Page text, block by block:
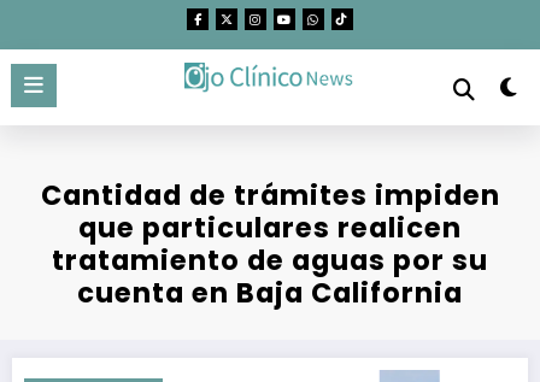
contenido
Cantidad de trámites impiden
que particulares realicen
tratamiento de aguas por su
cuenta en Baja California